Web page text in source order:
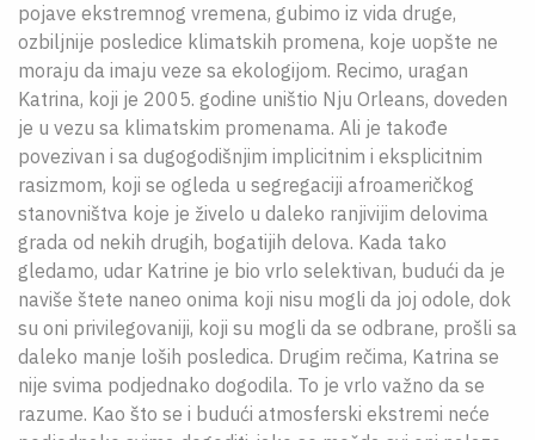
pojave ekstremnog vremena, gubimo iz vida druge,
ozbiljnije posledice klimatskih promena, koje uopšte ne
moraju da imaju veze sa ekologijom. Recimo, uragan
Katrina, koji je 2005. godine uništio Nju Orleans, doveden
je u vezu sa klimatskim promenama. Ali je takođe
povezivan i sa dugogodišnjim implicitnim i eksplicitnim
rasizmom, koji se ogleda u segregaciji afroameričkog
stanovništva koje je živelo u daleko ranjivijim delovima
grada od nekih drugih, bogatijih delova. Kada tako
gledamo, udar Katrine je bio vrlo selektivan, budući da je
naviše štete naneo onima koji nisu mogli da joj odole, dok
su oni privilegovaniji, koji su mogli da se odbrane, prošli sa
daleko manje loših posledica. Drugim rečima, Katrina se
nije svima podjednako dogodila. To je vrlo važno da se
razume. Kao što se i budući atmosferski ekstremi neće